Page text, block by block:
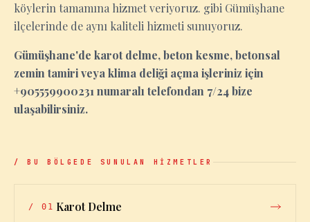
köylerin tamamına hizmet veriyoruz. gibi Gümüşhane
ilçelerinde de aynı kaliteli hizmeti sunuyoruz.
Gümüşhane'de karot delme, beton kesme, betonsal
zemin tamiri veya klima deliği açma işleriniz için
+905559900231 numaralı telefondan 7/24 bize
ulaşabilirsiniz.
/ BU BÖLGEDE SUNULAN HİZMETLER
/ 01 Karot Delme